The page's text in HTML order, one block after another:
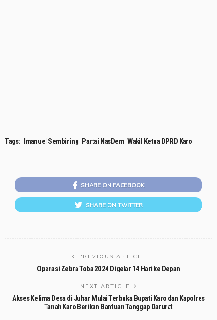
Tags: Imanuel Sembiring Partai NasDem Wakil Ketua DPRD Karo
SHARE ON FACEBOOK
SHARE ON TWITTER
PREVIOUS ARTICLE
Operasi Zebra Toba 2024 Digelar 14 Hari ke Depan
NEXT ARTICLE
Akses Kelima Desa di Juhar Mulai Terbuka Bupati Karo dan Kapolres
Tanah Karo Berikan Bantuan Tanggap Darurat